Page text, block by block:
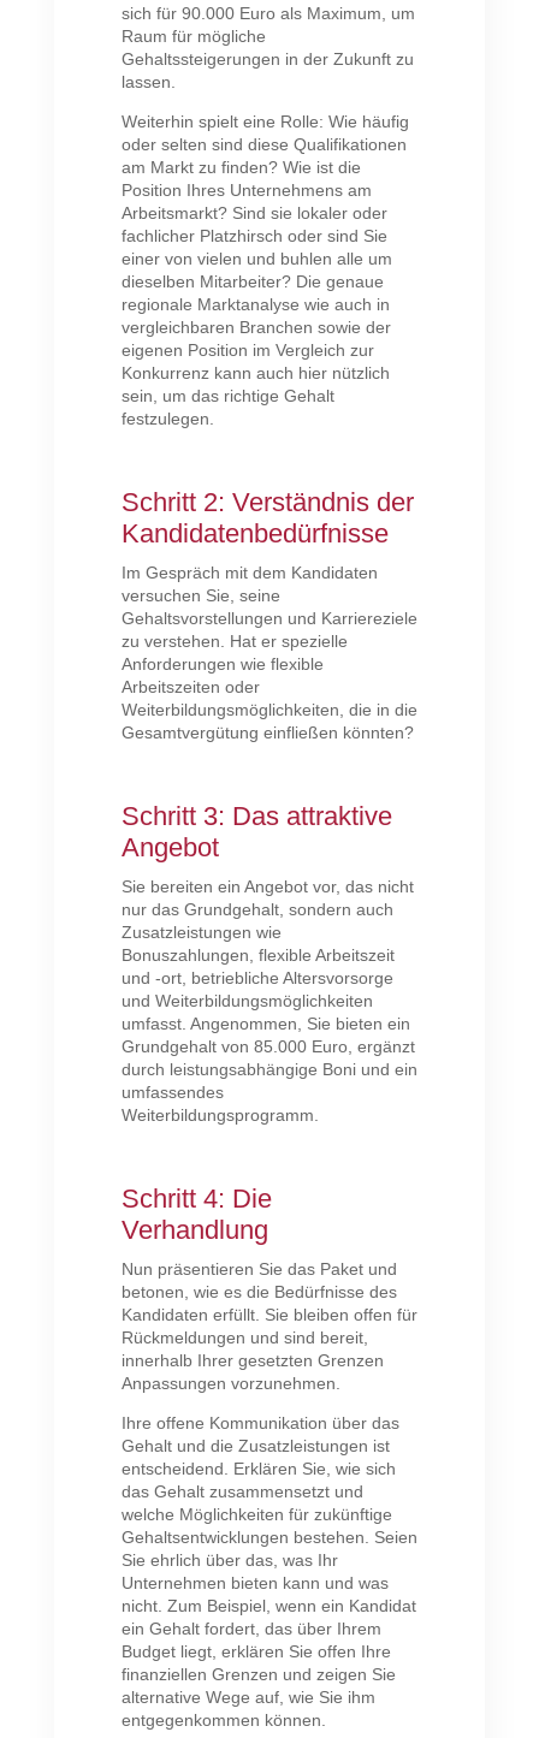
sich für 90.000 Euro als Maximum, um
Raum für mögliche
Gehaltssteigerungen in der Zukunft zu
lassen.
Weiterhin spielt eine Rolle: Wie häufig
oder selten sind diese Qualifikationen
am Markt zu finden? Wie ist die
Position Ihres Unternehmens am
Arbeitsmarkt? Sind sie lokaler oder
fachlicher Platzhirsch oder sind Sie
einer von vielen und buhlen alle um
dieselben Mitarbeiter? Die genaue
regionale Marktanalyse wie auch in
vergleichbaren Branchen sowie der
eigenen Position im Vergleich zur
Konkurrenz kann auch hier nützlich
sein, um das richtige Gehalt
festzulegen.
Schritt 2: Verständnis der
Kandidatenbedürfnisse
Im Gespräch mit dem Kandidaten
versuchen Sie, seine
Gehaltsvorstellungen und Karriereziele
zu verstehen. Hat er spezielle
Anforderungen wie flexible
Arbeitszeiten oder
Weiterbildungsmöglichkeiten, die in die
Gesamtvergütung einfließen könnten?
Schritt 3: Das attraktive
Angebot
Sie bereiten ein Angebot vor, das nicht
nur das Grundgehalt, sondern auch
Zusatzleistungen wie
Bonuszahlungen, flexible Arbeitszeit
und -ort, betriebliche Altersvorsorge
und Weiterbildungsmöglichkeiten
umfasst. Angenommen, Sie bieten ein
Grundgehalt von 85.000 Euro, ergänzt
durch leistungsabhängige Boni und ein
umfassendes
Weiterbildungsprogramm.
Schritt 4: Die
Verhandlung
Nun präsentieren Sie das Paket und
betonen, wie es die Bedürfnisse des
Kandidaten erfüllt. Sie bleiben offen für
Rückmeldungen und sind bereit,
innerhalb Ihrer gesetzten Grenzen
Anpassungen vorzunehmen.
Ihre offene Kommunikation über das
Gehalt und die Zusatzleistungen ist
entscheidend. Erklären Sie, wie sich
das Gehalt zusammensetzt und
welche Möglichkeiten für zukünftige
Gehaltsentwicklungen bestehen. Seien
Sie ehrlich über das, was Ihr
Unternehmen bieten kann und was
nicht. Zum Beispiel, wenn ein Kandidat
ein Gehalt fordert, das über Ihrem
Budget liegt, erklären Sie offen Ihre
finanziellen Grenzen und zeigen Sie
alternative Wege auf, wie Sie ihm
entgegenkommen können.